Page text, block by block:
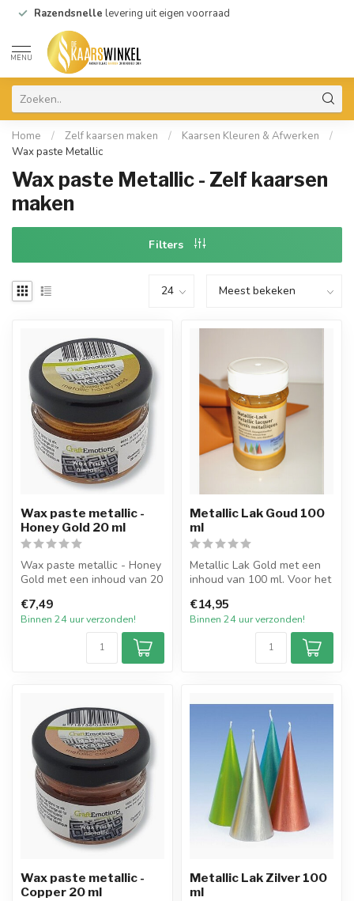
Razendsnelle levering uit eigen voorraad
MENU
Home / Zelf kaarsen maken / Kaarsen Kleuren & Afwerken
/
Wax paste Metallic
Wax paste Metallic - Zelf kaarsen
maken
Filters
Wax paste metallic -
Honey Gold 20 ml
Wax paste metallic - Honey
Gold met een inhoud van 20
kaarse...
€7,49
Binnen 24 uur verzonden!
Metallic Lak Goud 100
ml
Metallic Lak Gold met een
inhoud van 100 ml. Voor het
€14,95
Binnen 24 uur verzonden!
Wax paste metallic -
Copper 20 ml
Metallic Lak Zilver 100
ml